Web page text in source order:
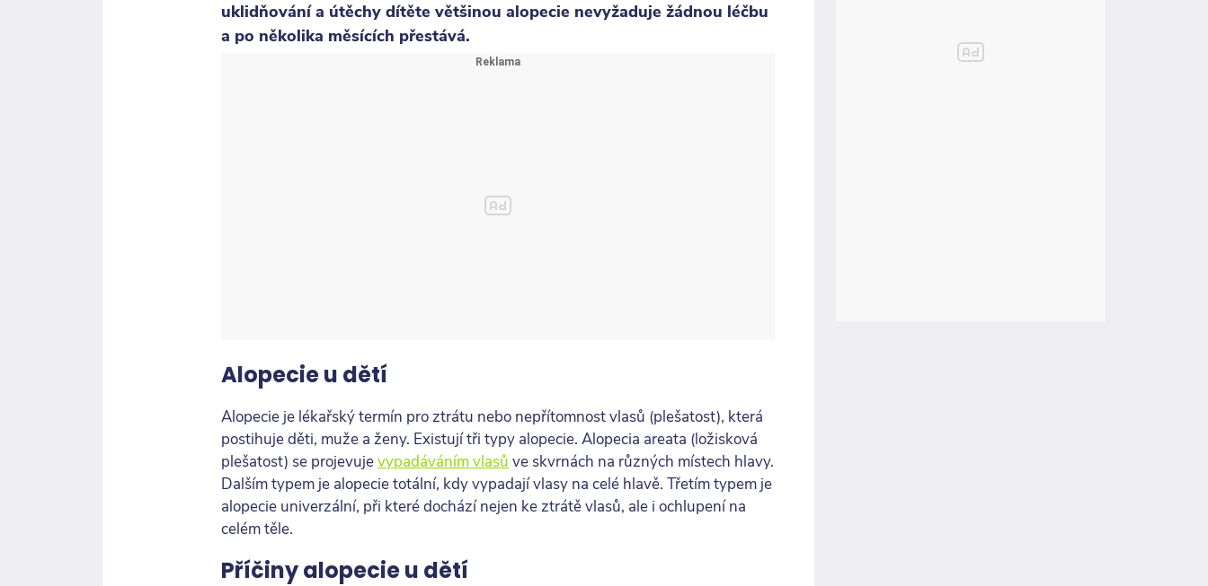
uklidňování a útěchy dítěte většinou alopecie nevyžaduje žádnou léčbu
a po několika měsících přestává.
Alopecie u dětí
Alopecie je lékařský termín pro ztrátu nebo nepřítomnost vlasů (plešatost), která
postihuje děti, muže a ženy. Existují tři typy alopecie. Alopecia areata (ložisková
plešatost) se projevujevypadáváním vlasů ve skvrnách na různých místech hlavy.
Dalším typem je alopecie totální, kdy vypadají vlasy na celé hlavě. Třetím typem je
alopecie univerzální, při které dochází nejen ke ztrátě vlasů, ale i ochlupení na
celém těle.
Příčiny alopecie u dětí